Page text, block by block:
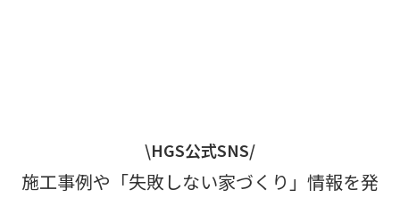
\HGS公式SNS/
施工事例や「失敗しない家づくり」情報を発